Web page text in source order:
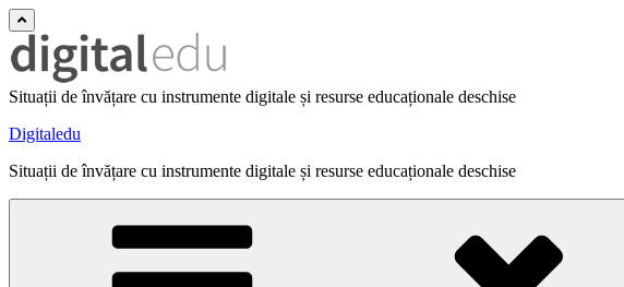
Situații de învățare cu instrumente digitale și resurse educaționale deschise
Digitaledu
Situații de învățare cu instrumente digitale și resurse educaționale deschise